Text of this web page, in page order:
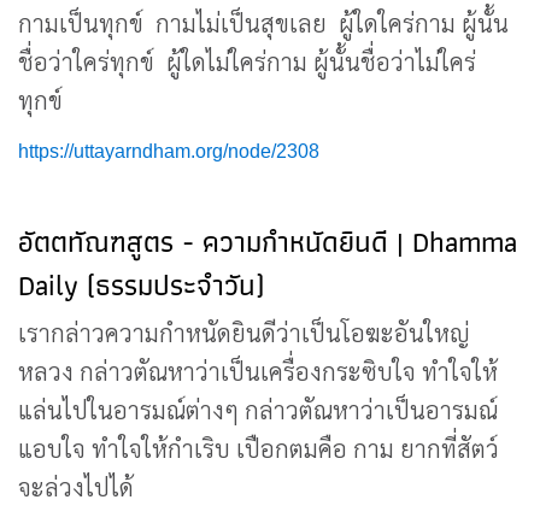
กามเป็นทุกข์ กามไม่เป็นสุขเลย ผู้ใดใคร่กาม ผู้นั้น
ชื่อว่าใคร่ทุกข์ ผู้ใดไม่ใคร่กาม ผู้นั้นชื่อว่าไม่ใคร่
ทุกข์
https://uttayarndham.org/node/2308
อัตตทัณฑสูตร - ความกำหนัดยินดี | Dhamma
Daily (ธรรมประจำวัน)
เรากล่าวความกำหนัดยินดีว่าเป็นโอฆะอันใหญ่
หลวง กล่าวตัณหาว่าเป็นเครื่องกระซิบใจ ทำใจให้
แล่นไปในอารมณ์ต่างๆ กล่าวตัณหาว่าเป็นอารมณ์
แอบใจ ทำใจให้กำเริบ เปือกตมคือ กาม ยากที่สัตว์
จะล่วงไปได้